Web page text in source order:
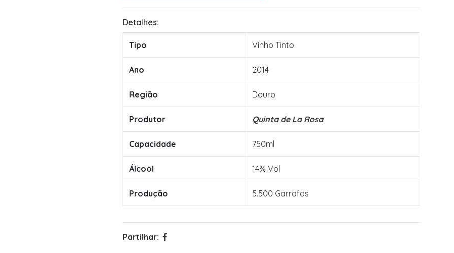
Detalhes:
Tipo Vinho Tinto
Ano 2014
Região Douro
Produtor Quinta de La Rosa
Capacidade 750ml
Álcool 14% Vol
Produção 5.500 Garrafas
Partilhar: